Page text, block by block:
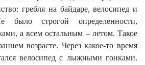
гребля на байдаре, велосипед и
строгой определенности,
а всем остальным – летом. Такое
возрасте. Через какое-то время
велосипед с лыжными гонками.